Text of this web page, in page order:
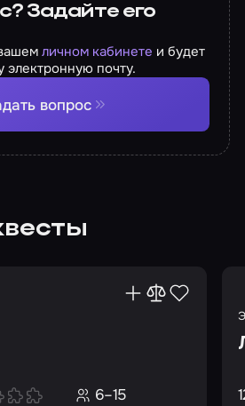
Задайте его
личном кабинете и будет
электронную почту.
вопрос
6–15